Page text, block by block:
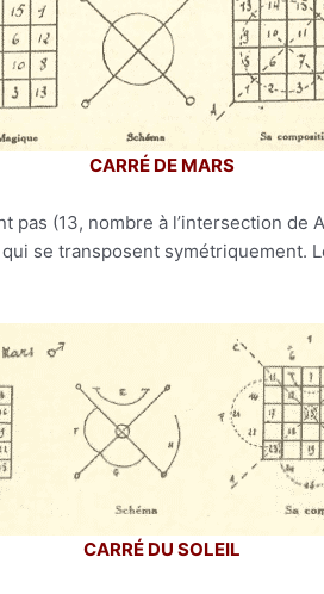
CARRÉ DE MARS
pas (13, nombre à l’intersection
se transposent symétriquement.
CARRÉ DU SOLEIL